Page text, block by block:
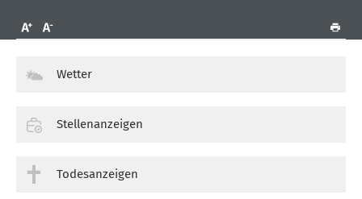
Wetter
Stellenanzeigen
Todesanzeigen